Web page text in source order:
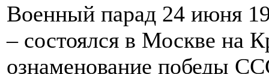
Военный парад 24 июня
– состоялся в Москве на
ознаменование победы